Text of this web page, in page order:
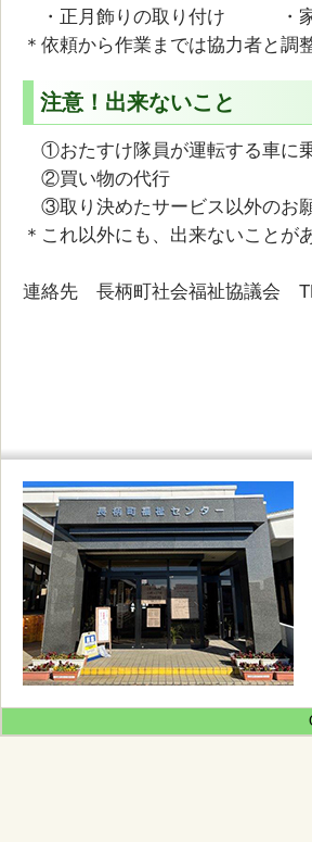
・正月飾りの取り付け ・家
＊依頼から作業までは協力者と調
注意！出来ないこと
①おたすけ隊員が運転する車に
②買い物の代行
③取り決めたサービス以外のお
＊これ以外にも、出来ないことが
連絡先 長柄町社会福祉協議会